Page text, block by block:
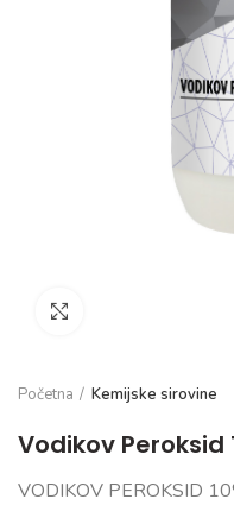
Početna Kemijske sirovine
Vodikov Peroksid
VODIKOV PEROKSID